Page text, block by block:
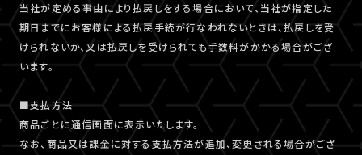
当社が定める事由により払戻しをする場合において、当社が指定した
期日までにお客様による払戻手続が行なわれないときは、払戻しを受
けられないか、又は払戻しを受けられても手数料がかかる場合がござ
います。
■支払方法
商品ごとに通信画面に表示いたします。
なお、商品又は課金に対する支払方法が追加、変更される場合がござ